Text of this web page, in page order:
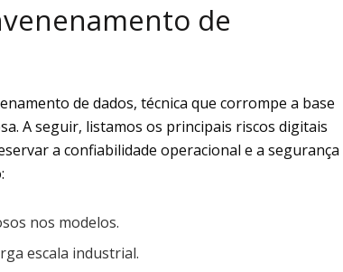
de
de dados, técnica que corrompe a base
A seguir, listamos os principais riscos digitais
a confiabilidade operacional e a segurança
nos modelos.
escala industrial.